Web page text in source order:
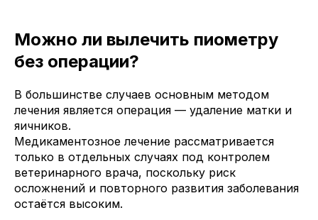
Можно ли вылечить пиометру
без операции?
В большинстве случаев основным методом
лечения является операция — удаление матки и
яичников.
Медикаментозное лечение рассматривается
только в отдельных случаях под контролем
ветеринарного врача, поскольку риск
осложнений и повторного развития заболевания
остаётся высоким.